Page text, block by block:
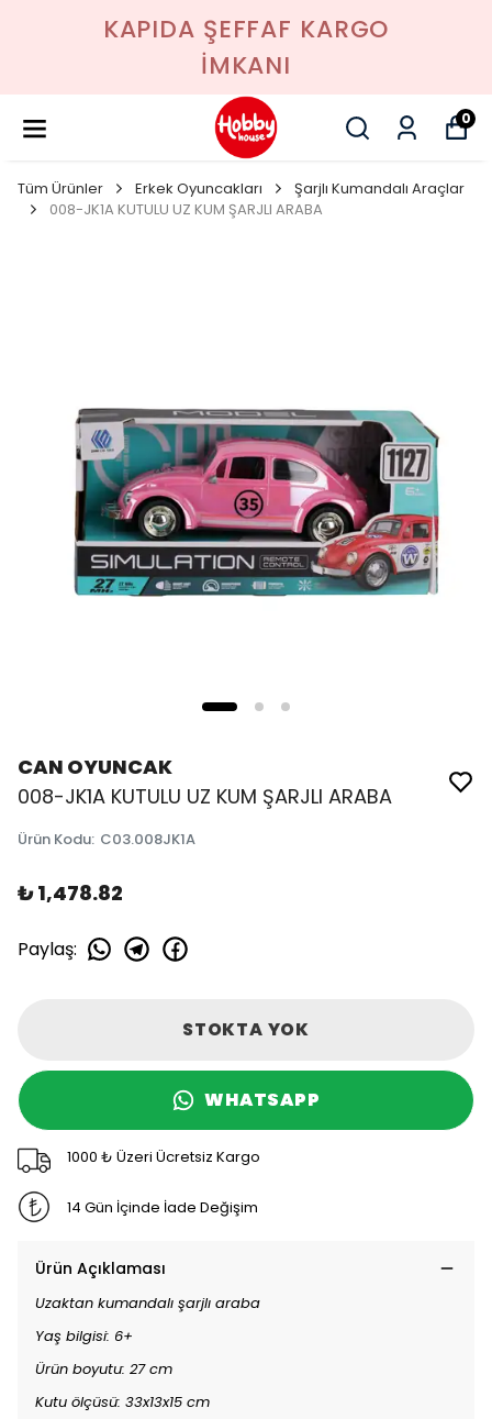
KAPIDA ŞEFFAF KARGO
İMKANI
0
Tüm Ürünler Erkek Oyuncakları
ŞarjIı Kumandalı Araçlar
008-JK1A KUTULU UZ KUM ŞARJLI ARABA
CAN OYUNCAK
008-JK1A KUTULU UZ KUM ŞARJLI ARABA
Ürün Kodu: C03.008JK1A
₺ 1,478.82
Paylaş:
STOKTA YOK
WHATSAPP
1000 ₺ Üzeri Ücretsiz Kargo
14 Gün İçinde İade Değişim
Ürün Açıklaması
Uzaktan kumandalı şarjlı araba
Yaş bilgisi: 6+
Ürün boyutu: 27 cm
Kutu ölçüsü: 33x13x15 cm